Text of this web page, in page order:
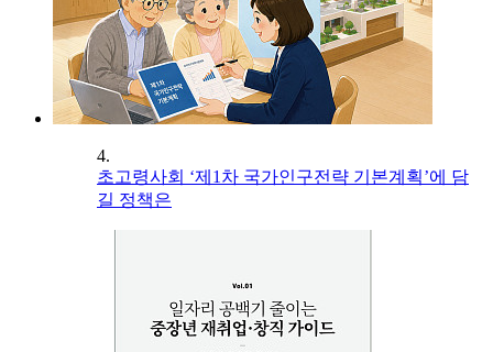
4.
초고령사회 ‘제1차 국가인구전략 기본계획’에 담
길 정책은